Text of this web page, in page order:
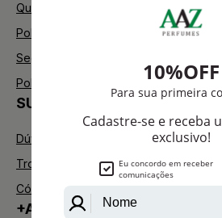
Quem Somos
Política de Privacidade
Segurança
Política de Troca
SUPORTE
Dúvidas Frequentes
Trocas e Devoluções
Código de defesa do consumidor
+AAZ PERFUMES